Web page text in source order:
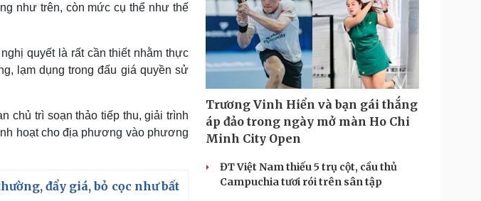
như trên, còn mức cụ thể như thế
quyết là rất cần thiết nhằm thực
lạm dụng trong đấu giá quyền sử
chủ trì soạn thảo tiếp thu, giải trình
hoạt cho địa phương vào phương
đẩy giá, bỏ cọc như bất
Trương Vinh Hiển và bạn gái thắng
áp đảo trong ngày mở màn Ho Chi
Minh City Open
ĐT Việt Nam thiếu 5 trụ cột, cầu thủ
Campuchia tươi rói trên sân tập